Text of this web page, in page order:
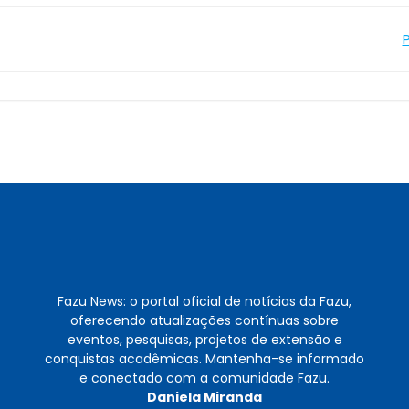
Fazu News: o portal oficial de notícias da Fazu,
oferecendo atualizações contínuas sobre
eventos, pesquisas, projetos de extensão e
conquistas acadêmicas. Mantenha-se informado
e conectado com a comunidade Fazu.
Daniela Miranda